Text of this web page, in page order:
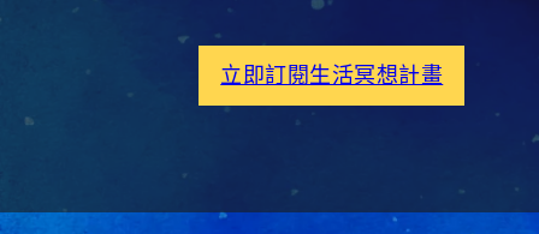
立即訂閱生活冥想計畫